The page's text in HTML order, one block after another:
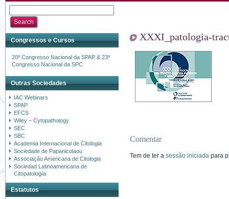
Congressos e Cursos
20º Congresso Nacional da SPAP & 23º
Congresso Nacional da SPC
Outras Sociedades
IAC Webinars
SPAP
EFCS
Wiley – Cytopathology
SEC
SBC
Academia Internacional de Citologia
Sociedade de Papanicolaou
Associação Americana de Citologia
Sociedad Latinoamericana de
Citopatología
Estatutos
XXXI_patologia-
Comentar
Tem de ter a sessão iniciada para